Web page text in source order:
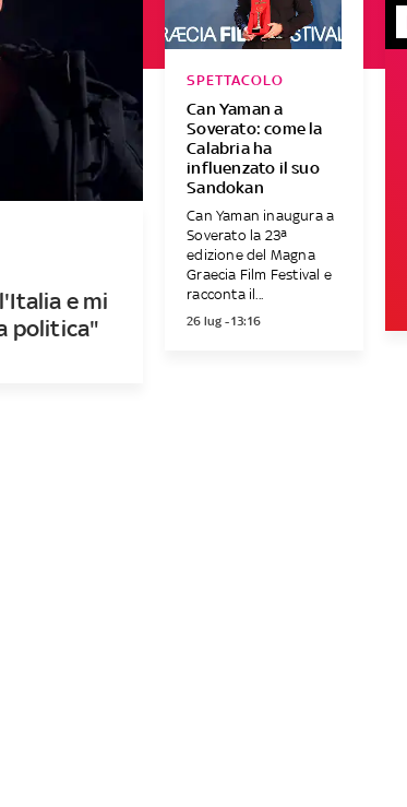
e mi
politica"
Can Yaman a
Soverato: come la
Calabria ha
influenzato il suo
Sandokan
SPETTACOLO
Can Yaman inaugura a
Soverato la 23ª
edizione del Magna
Graecia Film Festival e
racconta il...
26 lug - 13:16